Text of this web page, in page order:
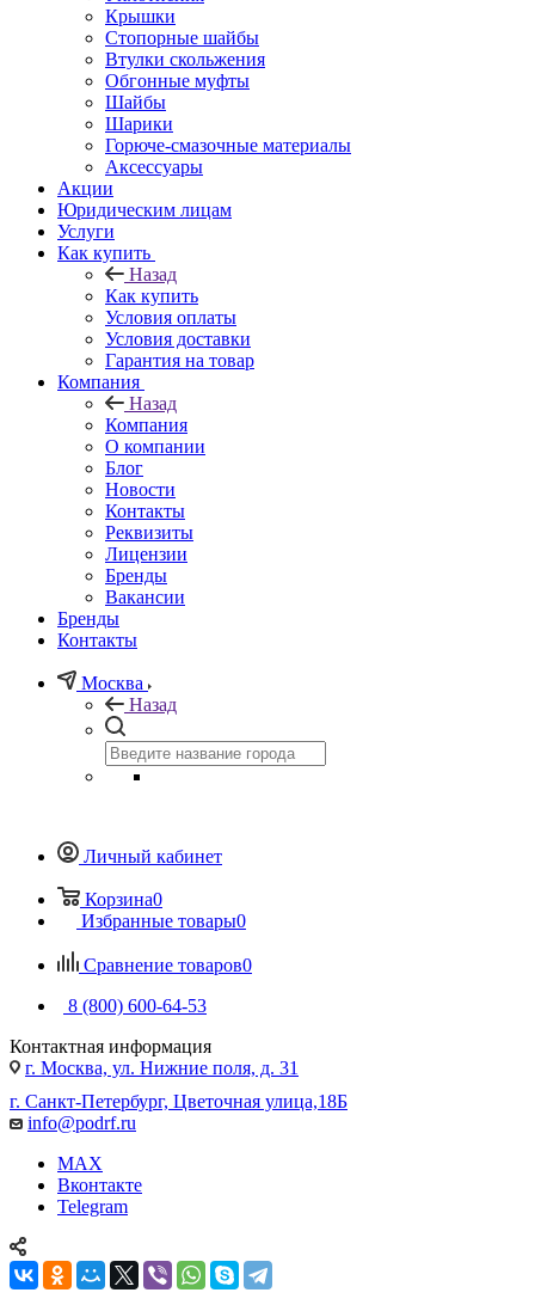
Крышки
Стопорные шайбы
Втулки скольжения
Обгонные муфты
Шайбы
Шарики
Горюче-смазочные материалы
Аксессуары
Акции
Юридическим лицам
Услуги
Как купить
Назад
Как купить
Условия оплаты
Условия доставки
Гарантия на товар
Компания
Назад
Компания
О компании
Блог
Новости
Контакты
Реквизиты
Лицензии
Бренды
Вакансии
Бренды
Контакты
Москва
Назад
Личный кабинет
Корзина0
Избранные товары0
Сравнение товаров0
8 (800) 600-64-53
Контактная информация
г. Москва, ул. Нижние поля, д. 31
г. Санкт-Петербург, Цветочная улица,18Б
info@podrf.ru
MAX
Вконтакте
Telegram